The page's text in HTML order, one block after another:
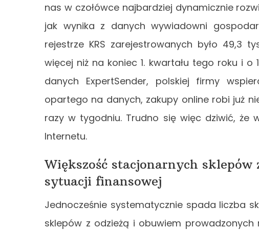
nas w czołówce najbardziej dynamicznie
jak wynika z danych wywiadowni
rejestrze KRS zarejestrowanych było 49,3
więcej niż na koniec 1. kwartału tego roku i o
danych ExpertSender, polskiej firmy
opartego na danych, zakupy online robi już
razy w tygodniu. Trudno się więc dziwić, że
Internetu.
Większość stacjonarnych sklepów
sytuacji finansowej
Jednocześnie systematycznie spada liczba
sklepów z odzieżą i obuwiem